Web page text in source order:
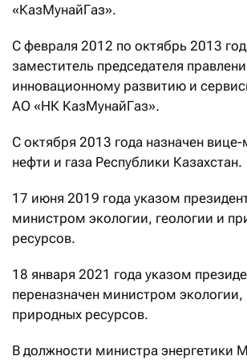
«КазМунайГаз».
С февраля 2012 по октябрь 2013
заместитель председателя
инновационному развитию и
АО «НК КазМунайГаз».
С октября 2013 года назначен
нефти и газа Республики Казахстан.
17 июня 2019 года указом
министром экологии, геологии и
ресурсов.
18 января 2021 года указом
переназначен министром экологии,
природных ресурсов.
В должности министра энергетики